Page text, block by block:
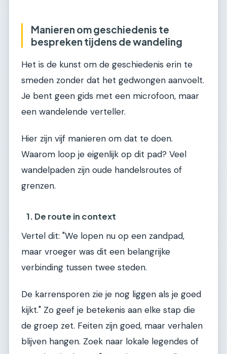
Manieren om geschiedenis te
bespreken tijdens de wandeling
Het is de kunst om de geschiedenis erin te
smeden zonder dat het gedwongen aanvoelt.
Je bent geen gids met een microfoon, maar
een wandelende verteller.
Hier zijn vijf manieren om dat te doen.
Waarom loop je eigenlijk op dit pad? Veel
wandelpaden zijn oude handelsroutes of
grenzen.
1. De route in context
Vertel dit: "We lopen nu op een zandpad,
maar vroeger was dit een belangrijke
verbinding tussen twee steden.
De karrensporen zie je nog liggen als je goed
kijkt." Zo geef je betekenis aan elke stap die
de groep zet. Feiten zijn goed, maar verhalen
blijven hangen. Zoek naar lokale legendes of